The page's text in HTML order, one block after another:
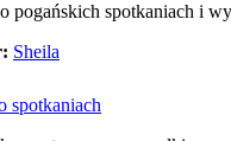
pogańskich spotkaniach i
Sheila
spotkaniach